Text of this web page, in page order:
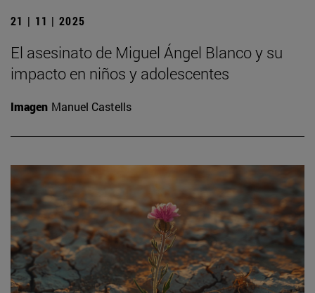
21 | 11 | 2025
El asesinato de Miguel Ángel Blanco y su
impacto en niños y adolescentes
Imagen Manuel Castells